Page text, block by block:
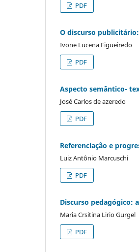
PDF
O discurso
Ivone Lucena Figueiredo
PDF
Aspecto semântico-
José Carlos de azeredo
PDF
Referenciação e
Luiz Antônio Marcuschi
PDF
Discurso pedagógico:
Maria Crsitina Lirio Gurgel
PDF